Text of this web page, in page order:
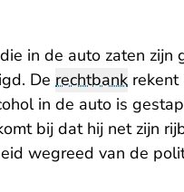
in de auto zaten
De rechtbank rekent
in de auto is
bij dat hij net zijn
wegreed van de